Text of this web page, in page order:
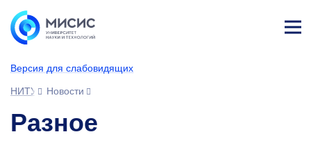
Версия для слабовидящих
НИТУ МИСИС
Новости
Разное